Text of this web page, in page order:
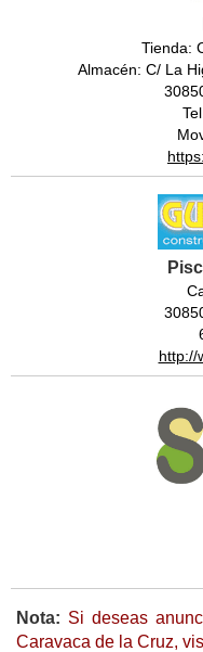
Tienda:
Almacén: C/ La
http://
Nota: Si deseas
Caravaca de la Cruz,